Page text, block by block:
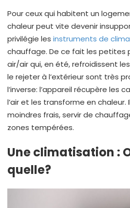
Pour ceux qui habitent un
chaleur peut vite devenir
privilégie les instruments de
chauffage. De ce fait les petites
air/air qui, en été, refroidissent
le rejeter à l’extérieur sont très
l’inverse: l’appareil récupère les
l’air et les transforme en chaleur.
moindres frais, servir de
zones tempérées.
Une climatisation :
quelle?